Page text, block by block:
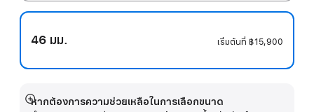
46 มม. เริ่มต้นที่ ฿15,900
หากต้องการความช่วยเหลือในการเลือกขนาด
แสดง